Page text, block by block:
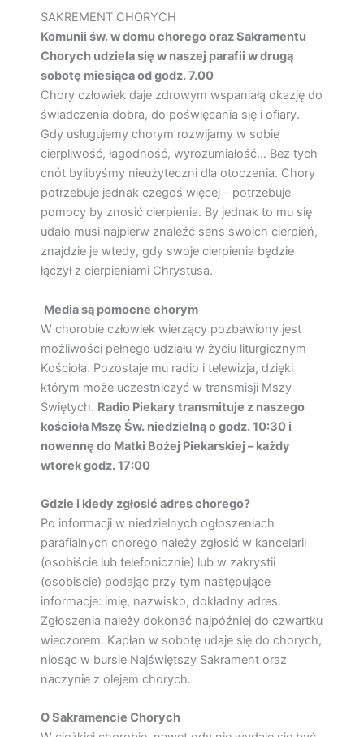
SAKREMENT CHORYCH
Komunii św. w domu chorego oraz Sakramentu
Chorych udziela się w naszej parafii w drugą
sobotę miesiąca od godz. 7.00
Chory człowiek daje zdrowym wspaniałą okazję do
świadczenia dobra, do poświęcania się i ofiary.
Gdy usługujemy chorym rozwijamy w sobie
cierpliwość, łagodność, wyrozumiałość… Bez tych
cnót bylibyśmy nieużyteczni dla otoczenia. Chory
potrzebuje jednak czegoś więcej – potrzebuje
pomocy by znosić cierpienia. By jednak to mu się
udało musi najpierw znaleźć sens swoich cierpień,
znajdzie je wtedy, gdy swoje cierpienia będzie
łączył z cierpieniami Chrystusa.
Media są pomocne chorym
W chorobie człowiek wierzący pozbawiony jest
możliwości pełnego udziału w życiu liturgicznym
Kościoła. Pozostaje mu radio i telewizja, dzięki
którym może uczestniczyć w transmisji Mszy
Świętych. Radio Piekary transmituje z naszego
kościoła Mszę Św. niedzielną o godz. 10:30 i
nowennę do Matki Bożej Piekarskiej – każdy
wtorek godz. 17:00
Gdzie i kiedy zgłosić adres chorego?
Po informacji w niedzielnych ogłoszeniach
parafialnych chorego należy zgłosić w kancelarii
(osobiście lub telefonicznie) lub w zakrystii
(osobiscie) podając przy tym następujące
informacje: imię, nazwisko, dokładny adres.
Zgłoszenia należy dokonać najpóźniej do czwartku
wieczorem. Kapłan w sobotę udaje się do chorych,
niosąc w bursie Najświętszy Sakrament oraz
naczynie z olejem chorych.
O Sakramencie Chorych